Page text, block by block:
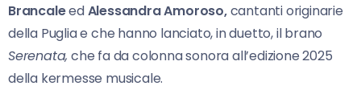
BrancaleedAlessandra Amoroso,cantanti originarie
della Puglia e che hanno lanciato, in duetto, il brano
Serenata, che fa da colonna sonora all’edizione 2025
della kermesse musicale.